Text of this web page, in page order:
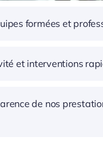
formées et
et interventions
de nos